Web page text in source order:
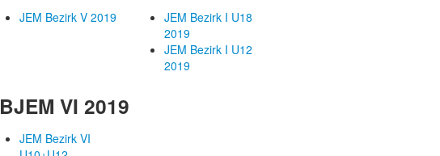
JEM Bezirk V 2019
JEM Bezirk I U18
2019
JEM Bezirk I U12
2019
BJEM VI 2019
JEM Bezirk VI